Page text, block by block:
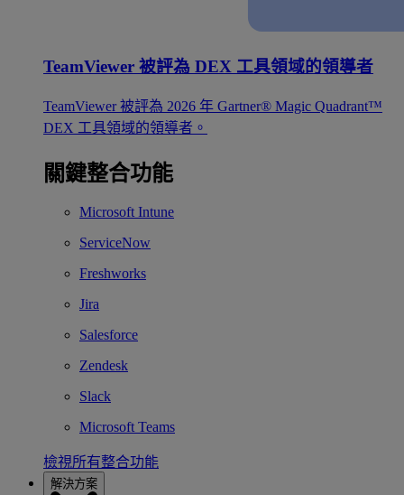
TeamViewer 被評為 DEX 工具領域的領導者
TeamViewer 被評為 2026 年 Gartner® Magic Quadrant™
DEX 工具領域的領導者。
關鍵整合功能
Microsoft Intune
ServiceNow
Freshworks
Jira
Salesforce
Zendesk
Slack
Microsoft Teams
檢視所有整合功能
解決方案